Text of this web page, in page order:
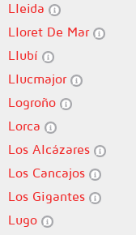
Lleida
Lloret De Mar
Llubí
Llucmajor
Logroño
Lorca
Los Alcázares
Los Cancajos
Los Gigantes
Lugo